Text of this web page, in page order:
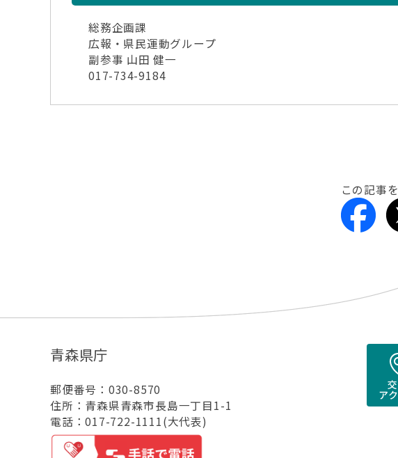
総務企画課
広報・県民運動グループ
副参事 山田 健一
017-734-9184
この記事
青森県庁
郵便番号：030-8570
住所：青森県青森市長島一丁目1-1
電話：017-722-1111(大代表)